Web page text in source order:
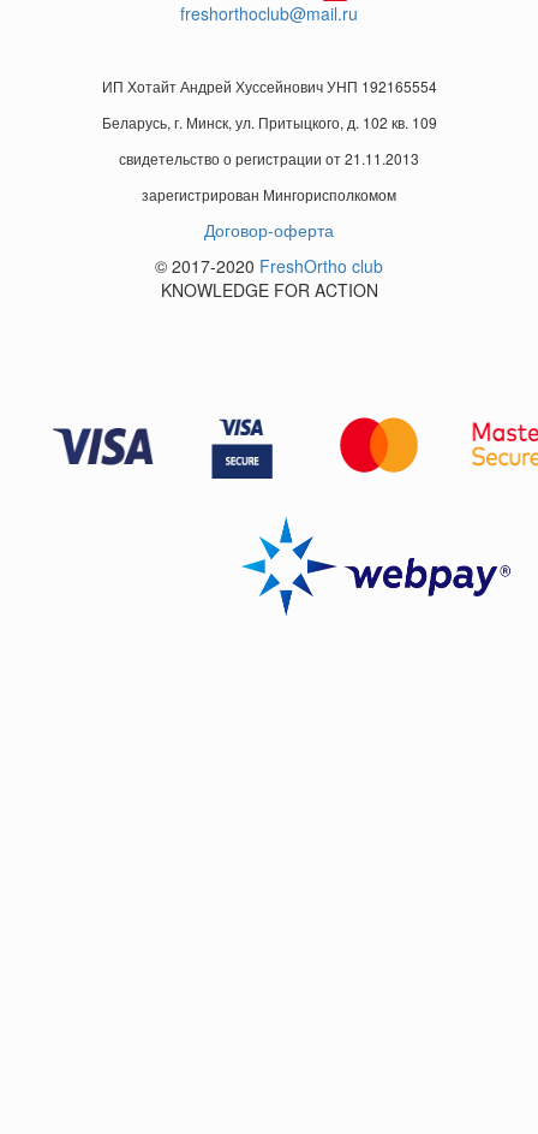
freshorthoclub@mail.ru
ИП Хотайт Андрей Хуссейнович УНП 192165554
Беларусь, г. Минск, ул. Притыцкого, д. 102 кв. 109
свидетельство о регистрации от 21.11.2013
зарегистрирован Мингорисполкомом
Договор-оферта
© 2017-2020 FreshOrtho club
KNOWLEDGE FOR ACTION